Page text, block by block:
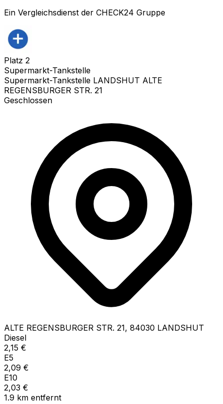
Ein Vergleichsdienst der CHECK24 Gruppe
Platz 2
Supermarkt-Tankstelle
Supermarkt-Tankstelle LANDSHUT ALTE
REGENSBURGER STR. 21
Geschlossen
ALTE REGENSBURGER STR. 21, 84030 LANDSHUT
Diesel
2,15 €
E5
2,09 €
E10
2,03 €
1.9 km entfernt